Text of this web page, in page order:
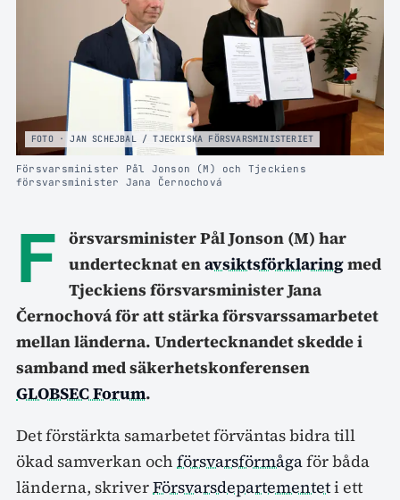
FOTO · JAN SCHEJBAL / TJECKISKA FÖRSVARSMINISTERIET
Försvarsminister Pål Jonson (M) och Tjeckiens
försvarsminister Jana Černochová
F örsvarsminister Pål Jonson (M) har
undertecknat enavsiktsförklaringmed
Tjeckiens försvarsminister Jana
Černochová för att stärka försvarssamarbetet
mellan länderna. Undertecknandet skedde i
samband med säkerhetskonferensen
GLOBSEC Forum.
Det förstärkta samarbetet förväntas bidra till
ökad samverkan och försvarsförmågaför båda
länderna, skriverFörsvarsdepartementeti ett